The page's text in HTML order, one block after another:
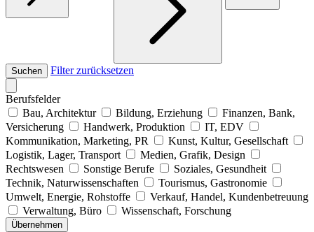
Suchen Filter zurücksetzen
Berufsfelder
Bau, Architektur
Bildung, Erziehung
Finanzen, Bank,
Versicherung
Handwerk, Produktion
IT, EDV
Kommunikation, Marketing, PR
Kunst, Kultur, Gesellschaft
Logistik, Lager, Transport
Medien, Grafik, Design
Rechtswesen
Sonstige Berufe
Soziales, Gesundheit
Technik, Naturwissenschaften
Tourismus, Gastronomie
Umwelt, Energie, Rohstoffe
Verkauf, Handel, Kundenbetreuung
Verwaltung, Büro
Wissenschaft, Forschung
Übernehmen